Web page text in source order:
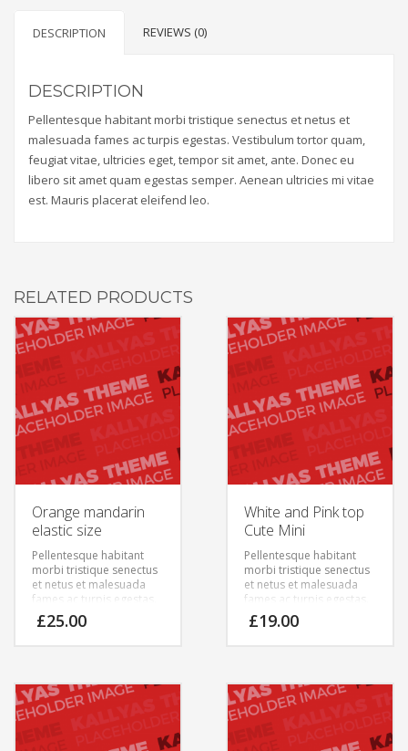
DESCRIPTION REVIEWS (0)
DESCRIPTION
Pellentesque habitant morbi tristique senectus et netus et
malesuada fames ac turpis egestas. Vestibulum tortor quam,
feugiat vitae, ultricies eget, tempor sit amet, ante. Donec eu
libero sit amet quam egestas semper. Aenean ultricies mi vitae
est. Mauris placerat eleifend leo.
RELATED PRODUCTS
Orange mandarin
elastic size
Pellentesque habitant
morbi tristique senectus
et netus et malesuada
fames ac turpis egestas.
Vestibulum tortor quam,
feugiat vitae, ultricies
semper. Aenean ultricies
mi vitae est. Mauris
placerat eleifend leo.
£25.00
White and Pink top
Cute Mini
Pellentesque habitant
morbi tristique senectus
et netus et malesuada
fames ac turpis egestas.
Vestibulum tortor quam,
feugiat vitae, ultricies
semper. Aenean ultricies
mi vitae est. Mauris
placerat eleifend leo.
£19.00